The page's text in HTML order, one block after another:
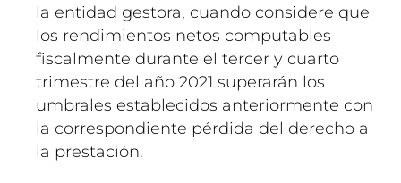
la entidad gestora, cuando considere que
los rendimientos netos computables
fiscalmente durante el tercer y cuarto
trimestre del año 2021 superarán los
umbrales establecidos anteriormente con
la correspondiente pérdida del derecho a
la prestación.